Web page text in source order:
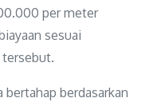
per meter
sesuai
tersebut.
bertahap berdasarkan